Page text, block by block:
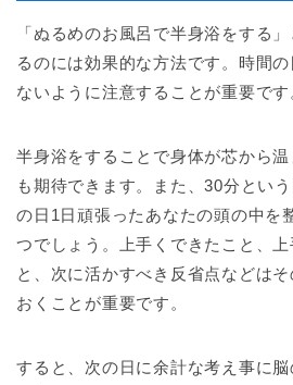
「ぬるめのお風呂で半身浴をする
るのには効果的な方法です。時間
ないように注意することが重要です
半身浴をすることで身体が芯から
も期待できます。また、30分とい
の日1日頑張ったあなたの頭の中を
つでしょう。上手くできたこと、上
と、次に活かすべき反省点などは
おくことが重要です。
すると、次の日に余計な考え事に